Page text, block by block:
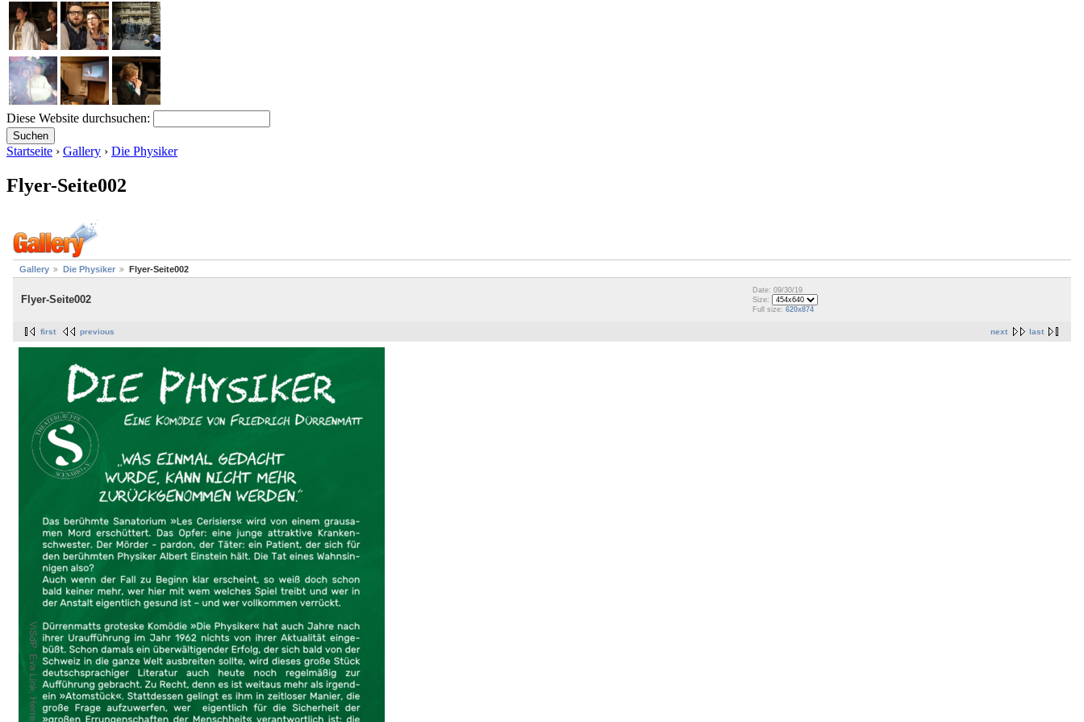
Diese Website durchsuchen:
Startseite › Gallery › Die Physiker
Flyer-Seite002
Gallery Die Physiker Flyer-Seite002
Flyer-Seite002
Date: 09/30/19
Size:
Full size: 620x874
next last
first previous